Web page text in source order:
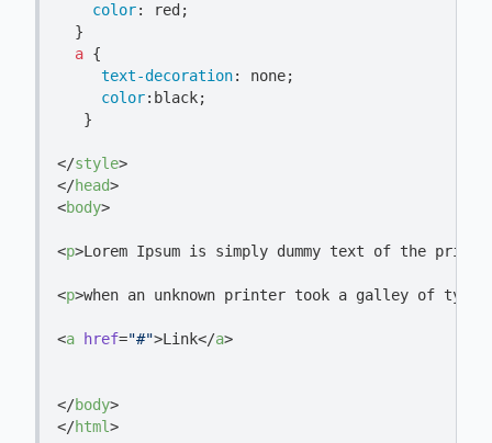
color: red;
  }
a {
text-decoration: none;
color:black;
   }
</style>
</head>
<body>
<p>Lorem Ipsum is simply dummy text of the
<p>when an unknown printer took a galley of
<a href="#">Link</a>
</body>
</html>